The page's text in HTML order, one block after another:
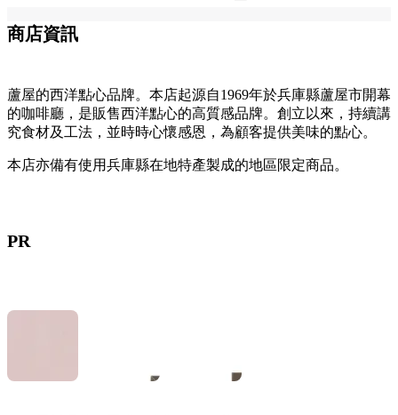
商店資訊
蘆屋的西洋點心品牌。本店起源自1969年於兵庫縣蘆屋市開幕
的咖啡廳，是販售西洋點心的高質感品牌。創立以來，持續講
究食材及工法，並時時心懷感恩，為顧客提供美味的點心。
本店亦備有使用兵庫縣在地特產製成的地區限定商品。
PR